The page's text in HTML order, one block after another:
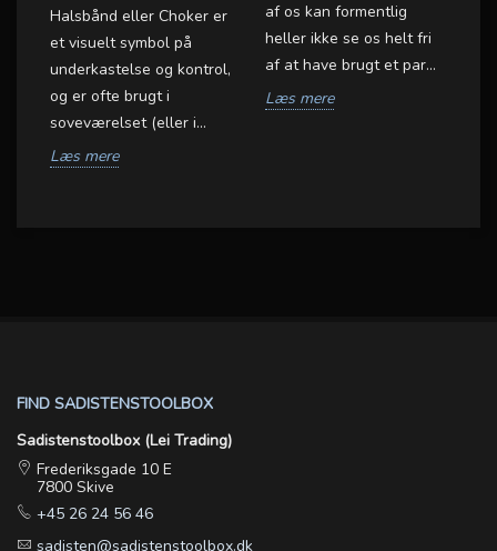
Halsbånd eller Choker er
et visuelt symbol på
underkastelse og kontrol,
og er ofte brugt i
soveværelset (eller i...
Læs mere
af os kan formentlig
heller ikke se os helt fri
af at have brugt et par...
Læs mere
FIND SADISTENSTOOLBOX
Sadistenstoolbox (Lei Trading)
Frederiksgade 10 E
7800 Skive
+45 26 24 56 46
sadisten@sadistenstoolbox.dk